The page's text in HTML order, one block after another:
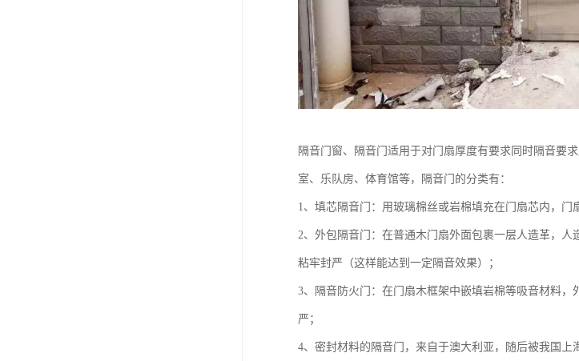
隔音门窗、隔音门适用于对门扇厚度有要求同时隔音要
室、乐队房、体育馆等，隔音门的分类有：
1、填芯隔音门：用玻璃棉丝或岩棉填充在门扇芯内，门
2、外包隔音门：在普通木门扇外面包裹一层人造革，
粘牢封严（这样能达到一定隔音效果）；
3、隔音防火门：在门扇木框架中嵌填岩棉等吸音材料
严；
4、密封材料的隔音门，来自于澳大利亚，随后被我国